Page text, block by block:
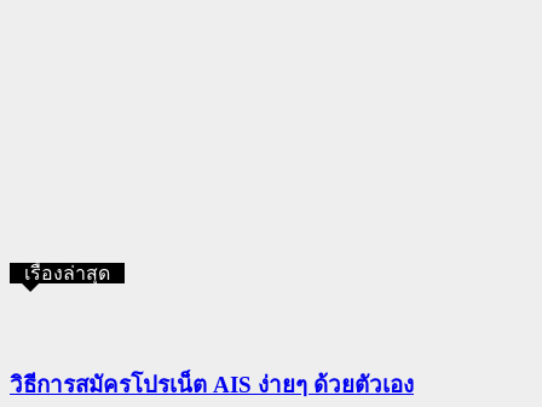
เรื่องล่าสุด
วิธีการสมัครโปรเน็ต AIS ง่ายๆ ด้วยตัวเอง